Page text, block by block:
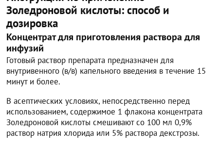
Золедроновой кислоты: способ и
дозировка
Концентрат для приготовления раствора для
инфузий
Готовый раствор препарата предназначен для
внутривенного (в/в) капельного введения в течение 15
минут и более.
В асептических условиях, непосредственно перед
использованием, содержимое 1 флакона концентрата
Золедроновой кислоты смешивают со 100 мл 0,9%
раствор натрия хлорида или 5% раствора декстрозы.